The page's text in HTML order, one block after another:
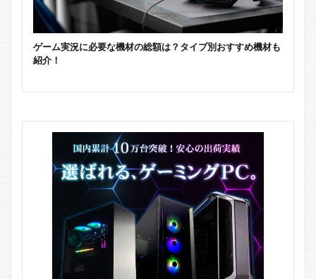
ゲーム実況に必要な機材の総額は？タイプ別おすすめ機材も
紹介！